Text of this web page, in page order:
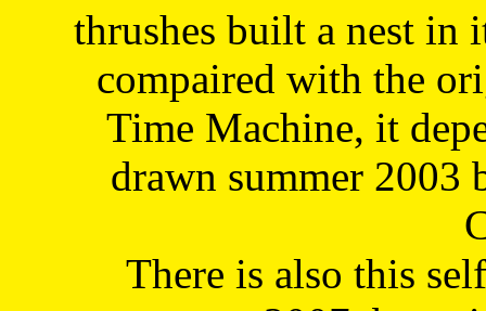
thrushes built a nest in
compaired with the
Time Machine, it
drawn summer 2003
There is also this